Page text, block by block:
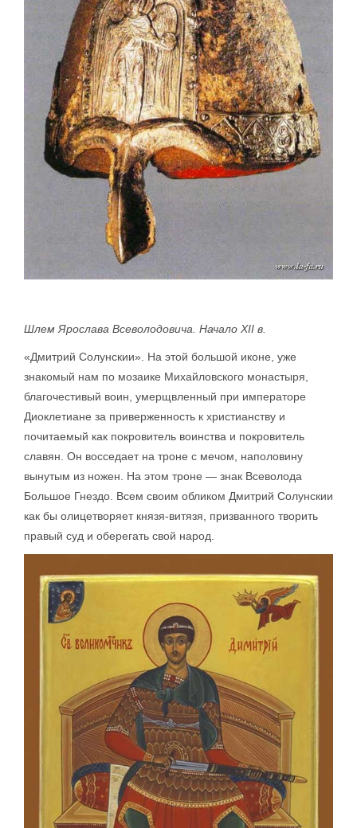
Шлем Ярослава Всеволодовича. Начало XII в.
«Дмитрий Солунскии». На этой большой иконе, уже
знакомый нам по мозаике Михайловского монастыря,
благочестивый воин, умерщвленный при императоре
Диоклетиане за приверженность к христианству и
почитаемый как покровитель воинства и покровитель
славян. Он восседает на троне с мечом, наполовину
вынутым из ножен. На этом троне — знак Всеволода
Большое Гнездо. Всем своим обликом Дмитрий Солунскии
как бы олицетворяет князя-витязя, призванного творить
правый суд и оберегать свой народ.